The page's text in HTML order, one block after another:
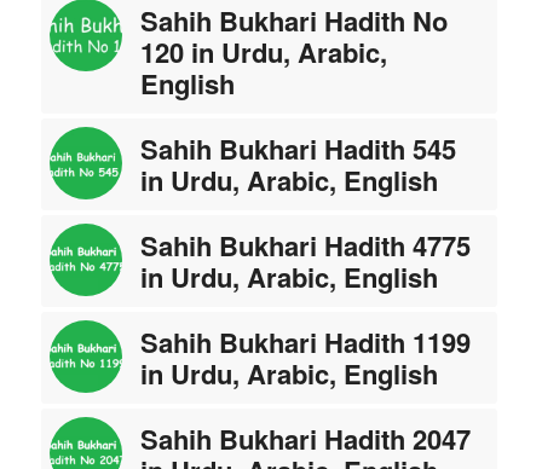
Sahih Bukhari Hadith No
120 in Urdu, Arabic,
English
Sahih Bukhari Hadith 545
in Urdu, Arabic, English
Sahih Bukhari Hadith 4775
in Urdu, Arabic, English
Sahih Bukhari Hadith 1199
in Urdu, Arabic, English
Sahih Bukhari Hadith 2047